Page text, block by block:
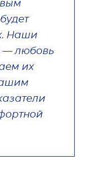
Наши
— любовь
их